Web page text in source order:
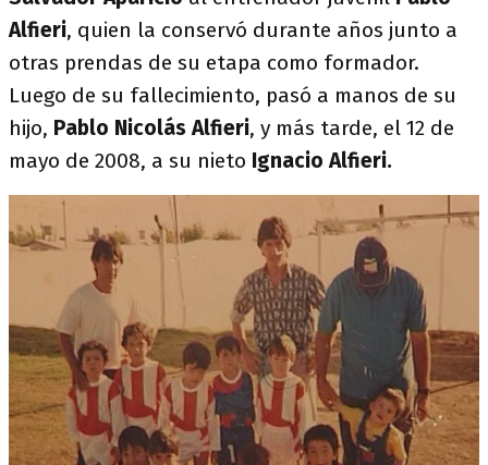
Alfieri, quien la conservó durante años junto a
otras prendas de su etapa como formador.
Luego de su fallecimiento, pasó a manos de su
hijo, Pablo Nicolás Alfieri, y más tarde, el 12 de
mayo de 2008, a su nieto Ignacio Alfieri.